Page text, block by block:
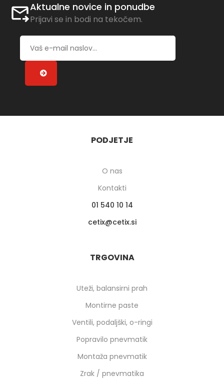
Aktualne novice in ponudbe
Prijavi se in bodi na tekočem.
PODJETJE
O nas
Kontakti
01 540 10 14
cetix
cetix.si
TRGOVINA
Uteži, balansirni prah
Montirne paste
Ventili, podaljški, o-ringi
Popravilo pnevmatik
Montaža pnevmatik
Zrak / pnevmatika